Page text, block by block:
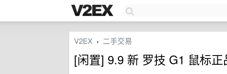
V2EX › 二手交易
[闲置] 9.9 新 罗技 G1 鼠标正